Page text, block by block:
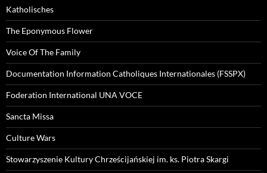
Katholisches
The Eponymous Flower
Voice Of The Family
Documentation Information Catholiques Internationales (FSSPX)
Foderation International UNA VOCE
Sancta Missa
Culture Wars
Stowarzyszenie Kultury Chrześcijańskiej im. ks. Piotra Skargi